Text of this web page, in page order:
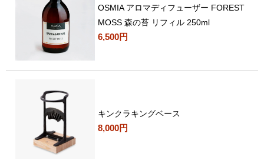
OSMIA アロマディフューザー FOREST
MOSS 森の苔 リフィル 250ml
6,500円
キンクラキングベース
8,000円